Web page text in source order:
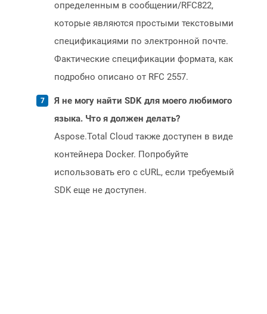
определенным в сообщении/RFC822,
которые являются простыми текстовыми
спецификациями по электронной почте.
Фактические спецификации формата, как
подробно описано от RFC 2557.
Я не могу найти SDK для моего любимого
языка. Что я должен делать?
Aspose.Total Cloud также доступен в виде
контейнера Docker. Попробуйте
использовать его с cURL, если требуемый
SDK еще не доступен.